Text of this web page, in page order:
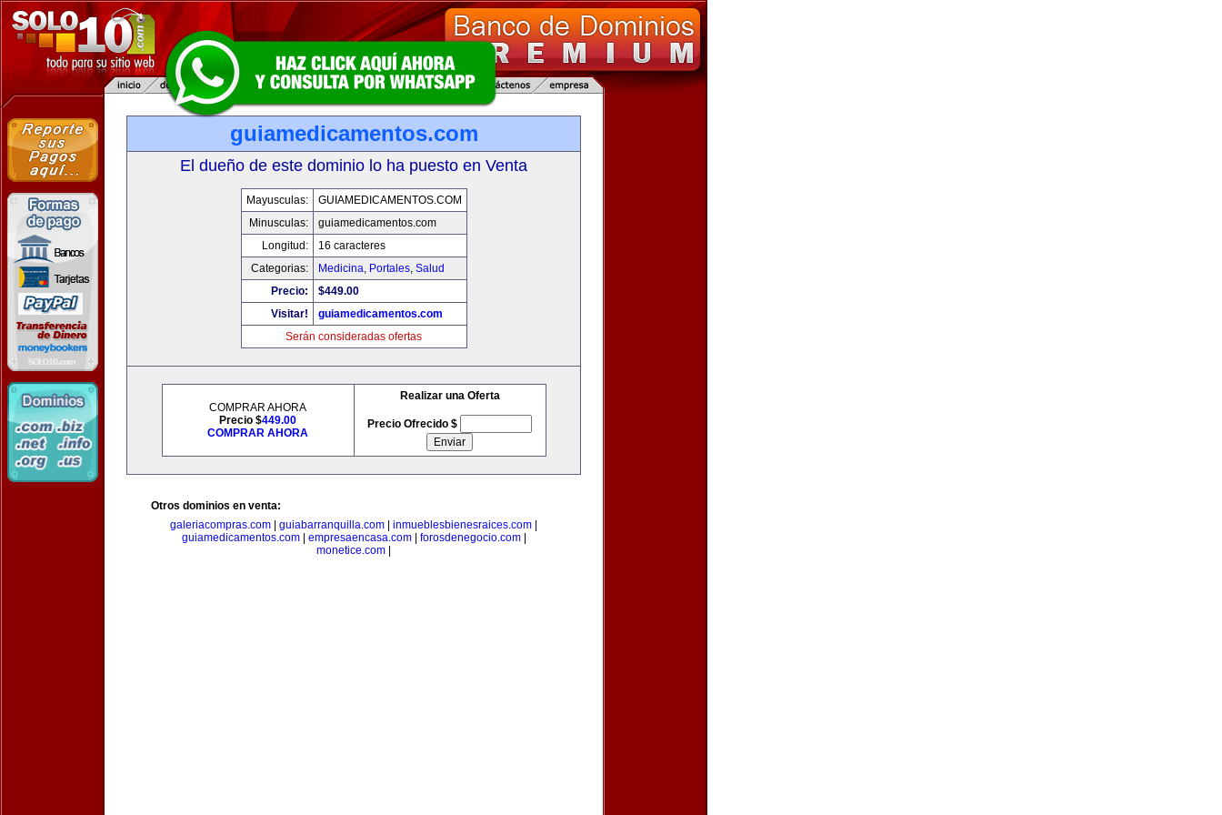
guiamedicamentos.com
El dueño de este dominio lo ha puesto en Venta
Mayusculas:
GUIAMEDICAMENTOS.COM
Minusculas:
guiamedicamentos.com
Longitud:
16 caracteres
Categorias:
Medicina, Portales, Salud
Precio:
$449.00
Visitar!
guiamedicamentos.com
Serán consideradas ofertas
COMPRAR AHORA
Precio $449.00
COMPRAR AHORA
Realizar una Oferta
Precio Ofrecido $
Otros dominios en venta:
galeriacompras.com
guiabarranquilla.com inmueblesbienesraices.com
guiamedicamentos.com| empresaencasa.com| forosdenegocio.com|
monetice.com